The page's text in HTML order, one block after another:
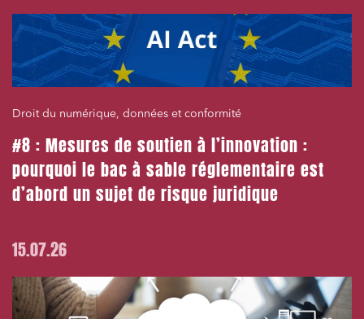
Droit du numérique, données et conformité
#8 : Mesures de soutien à l’innovation :
pourquoi le bac à sable réglementaire est
d’abord un sujet de risque juridique
15.07.26